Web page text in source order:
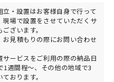
・設置はお客様自身で行って
現場で設置をさせていただくサ
ざいます。
お見積もりの際にお問い合わせ
サービスをご利用の際の納品日
1週間程～、その他の地域で3
おります。